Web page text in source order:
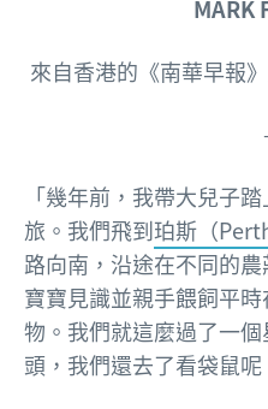
MARK
來自香港的 《南華早報
「幾年前，我帶大兒子
旅。我們飛到珀斯（Perth
路向南，沿途在不同的
寶寶見識並親手餵飼平
物。我們就這麼過了一
頭，我們還去了看袋鼠呢